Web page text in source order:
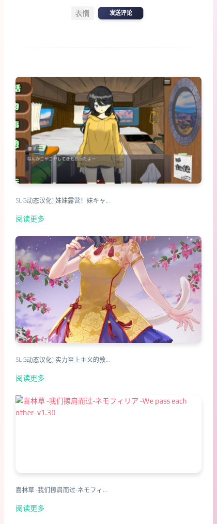
表情 发送评论
SLG动态汉化] 妹妹露营！妹キャ…
阅读更多
SLG动态汉化] 实力至上主义的教…
阅读更多
喜林草 -我们擦肩而过-ネモフィ…
阅读更多